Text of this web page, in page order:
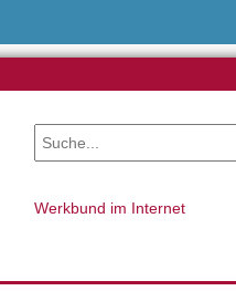
Werkbund im Internet